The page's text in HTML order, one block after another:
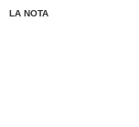
LA NOTA